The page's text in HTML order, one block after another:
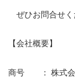
ぜひお問合せく
【会社概要】
商号 ： 株式会